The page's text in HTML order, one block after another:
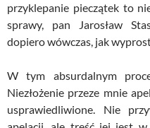
przyklepanie pieczątek to
sprawy, pan Jarosław
dopiero wówczas, jak
W tym absurdalnym
Niezłożenie przeze mnie
usprawiedliwione. Nie